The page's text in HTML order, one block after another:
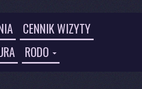
CENNIK WIZYTY
RODO